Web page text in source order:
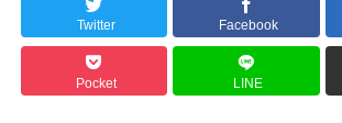
Twitter Facebook
Pocket LINE